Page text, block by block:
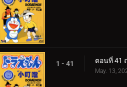
1 - 41
May. 13,